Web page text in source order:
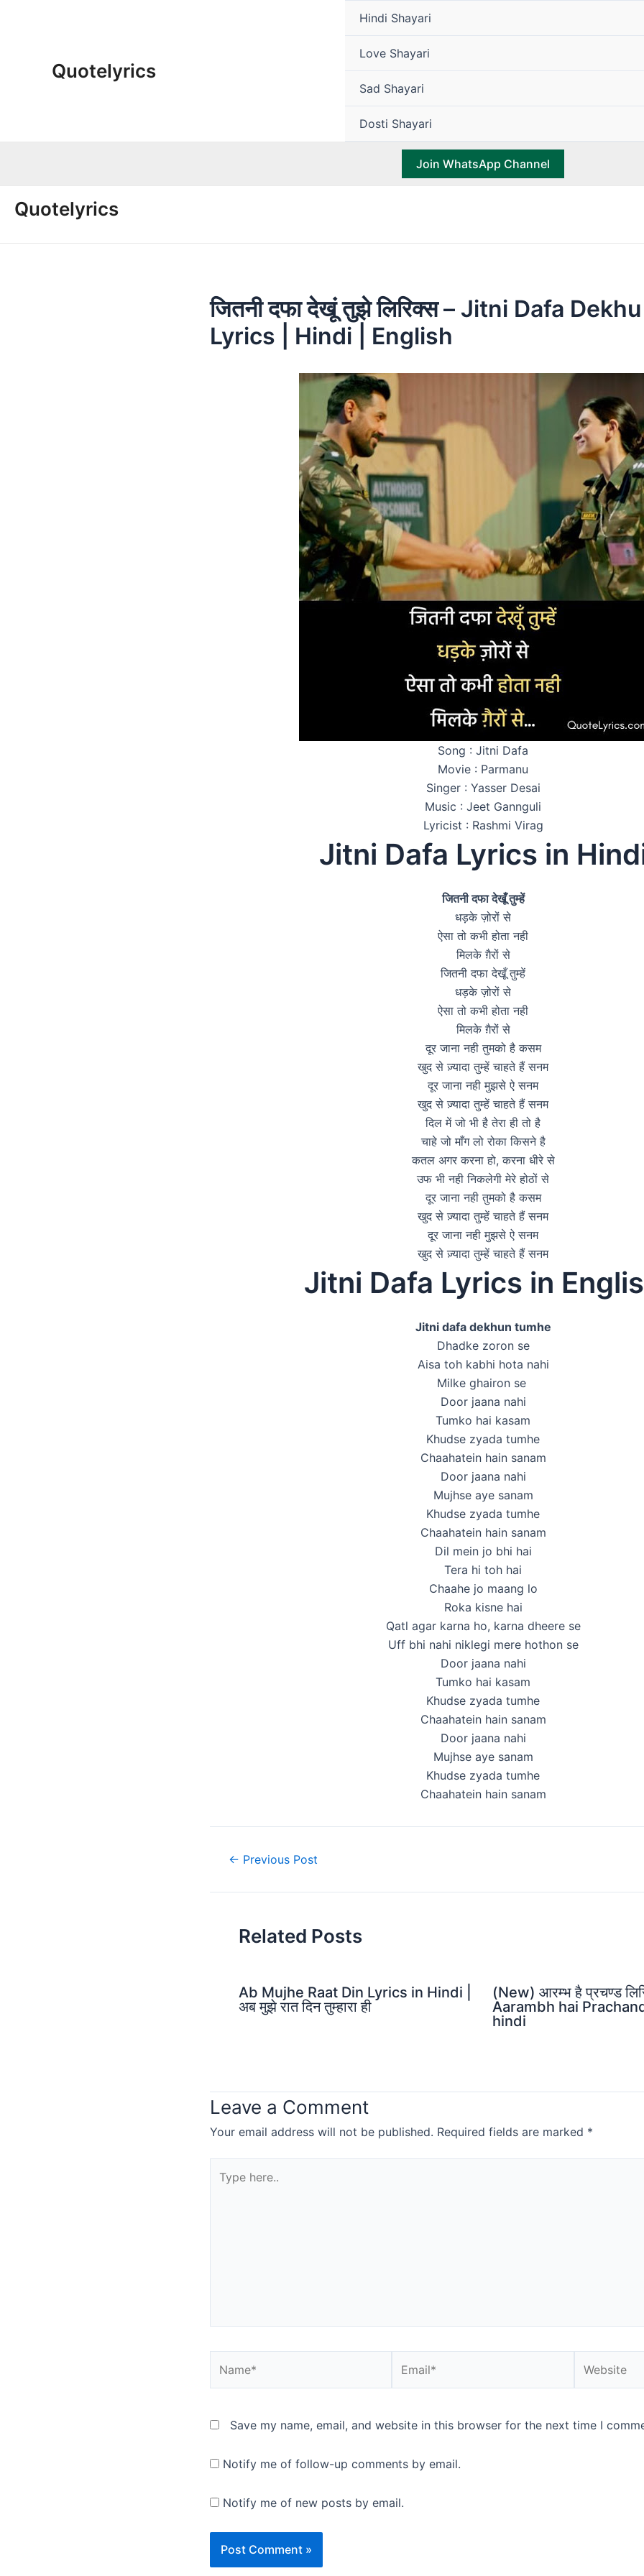
Quotelyrics
Hindi Shayari
Love Shayari
Sad Shayari
Dosti Shayari
Join WhatsApp Channel
Quotelyrics
जितनी दफा देखूं तुझे लिरिक्स – Jitni Dafa
Lyrics | Hindi | English
Song : Jitni Dafa
Movie : Parmanu
Singer : Yasser Desai
Music : Jeet Gannguli
Lyricist : Rashmi Virag
Jitni Dafa Lyrics in
जितनी दफा देखूँ तुम्हें
धड़के ज़ोरों से
ऐसा तो कभी होता नही
मिलके ग़ैरों से
जितनी दफा देखूँ तुम्हें
धड़के ज़ोरों से
ऐसा तो कभी होता नही
मिलके ग़ैरों से
दूर जाना नही तुमको है कसम
खुद से ज़्यादा तुम्हें चाहते हैं सनम
दूर जाना नही मुझसे ऐ सनम
खुद से ज़्यादा तुम्हें चाहते हैं सनम
दिल में जो भी है तेरा ही तो है
चाहे जो माँग लो रोका किसने है
कतल अगर करना हो, करना धीरे से
उफ भी नही निकलेगी मेरे होठों से
दूर जाना नही तुमको है कसम
खुद से ज़्यादा तुम्हें चाहते हैं सनम
दूर जाना नही मुझसे ऐ सनम
खुद से ज़्यादा तुम्हें चाहते हैं सनम
Jitni Dafa Lyrics in
Jitni dafa dekhun tumhe
Dhadke zoron se
Aisa toh kabhi hota nahi
Milke ghairon se
Door jaana nahi
Tumko hai kasam
Khudse zyada tumhe
Chaahatein hain sanam
Door jaana nahi
Mujhse aye sanam
Khudse zyada tumhe
Chaahatein hain sanam
Dil mein jo bhi hai
Tera hi toh hai
Chaahe jo maang lo
Roka kisne hai
Qatl agar karna ho, karna dheere se
Uff bhi nahi niklegi mere hothon se
Door jaana nahi
Tumko hai kasam
Khudse zyada tumhe
Chaahatein hain sanam
Door jaana nahi
Mujhse aye sanam
Khudse zyada tumhe
Chaahatein hain sanam
Post← Previous Post
Related Posts
Ab Mujhe Raat Din Lyrics in Hindi |
अब मुझे रात दिन तुम्हारा ही
(New) आरम्भ है प्रचण्ड
Aarambh hai
hindi
Leave a Comment
Your email address will not be published. Required fields are marked *
here..
Save my name, email, and website in this browser for the next time I
Notify me of follow-up comments by email.
Notify me of new posts by email.